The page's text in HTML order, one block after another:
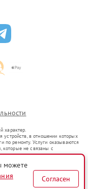
характер.
устройств, в отношении которых
по ремонту. Услуги оказываются
которые не связаны с
оборот в соответствии
услуг или введения
предоставляемых услугах по
можете
Согласен